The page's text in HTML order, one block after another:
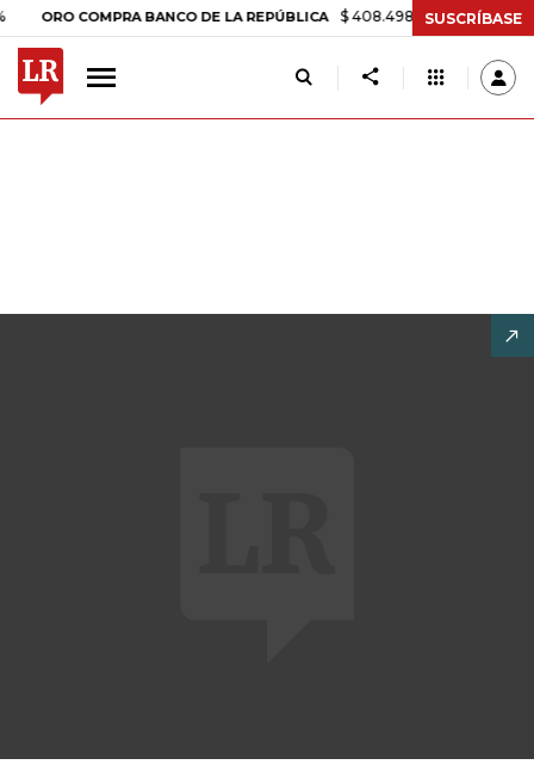
COMPRA BANCO DE LA REPÚBLICA $ 408.498,97 +$ 8.753,81
SUSCRÍBASE